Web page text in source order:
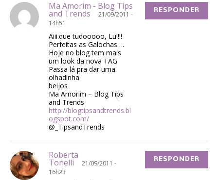
Ma Amorim - Blog Tips
and Trends
21/09/2011 -
14h51
Aiii.que tudooooo, Lu!!!!
Perfeitas as Galochas….
Hoje no blog tem mais
um look da nova TAG
Passa lá pra dar uma
olhadinha
beijos
Ma Amorim – Blog Tips
and Trends
http://blogtipsandtrends.bl
ogspot.com/
@_TipsandTrends
RESPONDER
Roberta
Tonelli
21/09/2011 -
16h23
RESPONDER